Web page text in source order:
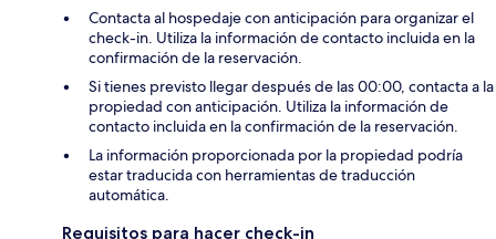
Contacta al hospedaje con anticipación para organizar el
check-in. Utiliza la información de contacto incluida en la
confirmación de la reservación.
Si tienes previsto llegar después de las 00:00, contacta a la
propiedad con anticipación. Utiliza la información de
contacto incluida en la confirmación de la reservación.
La información proporcionada por la propiedad podría
estar traducida con herramientas de traducción
automática.
Requisitos para hacer check-in